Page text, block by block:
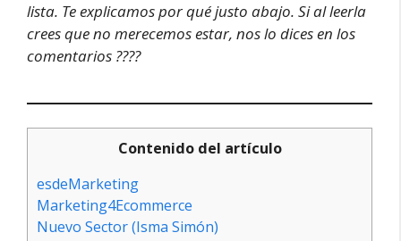
lista. Te explicamos por qué justo abajo. Si al leerla
crees que no merecemos estar, nos lo dices en los
comentarios ????
Contenido del artículo
esdeMarketing
Marketing4Ecommerce
Nuevo Sector (Isma Simón)